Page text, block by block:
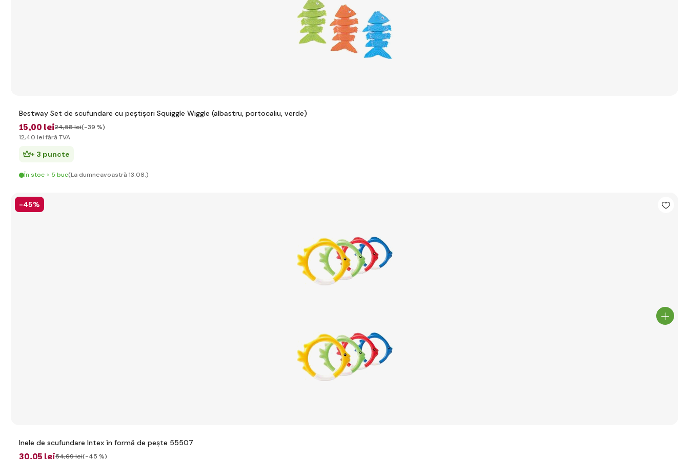
Bestway Set de scufundare cu peștișori Squiggle Wiggle (albastru, portocaliu, verde)
15,00 lei24,58 lei(-39 %)
12,40 lei fără TVA
+ 3 puncte
În stoc > 5 buc(La dumneavoastră 13.08.)
-45%
Inele de scufundare Intex în formă de pește 55507
54,69 lei(-45 %)